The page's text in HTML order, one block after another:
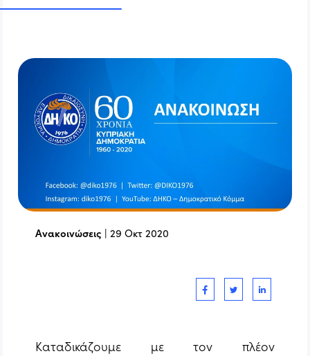
Ανακοινώσεις |29 Οκτ 2020
Καταδικάζουμε με τον πλέον